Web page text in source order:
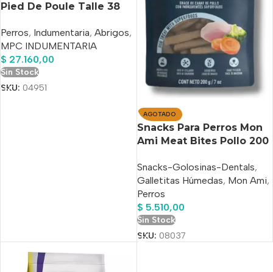
Pied De Poule Talle 38
Perros, Indumentaria, Abrigos,
MPC INDUMENTARIA
$ 27.160,00
Sin Stock
SKU: 04951
AGOTADO
Snacks Para Perros Mon
Ami Meat Bites Pollo 200
Snacks-Golosinas-Dentals,
Galletitas Húmedas, Mon Ami,
Perros
$ 5.510,00
Sin Stock
SKU: 08037